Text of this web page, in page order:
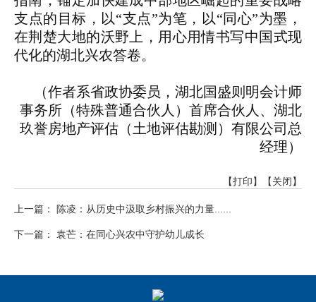
支点的目标，以“支点”为笔，以“同心”为墨，
在荆楚大地的沃野上，用心用情书写中国式现
代化的湖北兴农答卷。
（作者系省政协委员，湖北国盛则明会计师
事务所（特殊普通合伙人）首席合伙人、湖北
玖誉房地产评估（土地评估勘测）有限公司总
经理）
【打印】 【关闭】
上一篇： 陈凌：从历史中汲取乡村振兴的力量......
下一篇： 袁芒：在同心兴农中守护幼儿成长